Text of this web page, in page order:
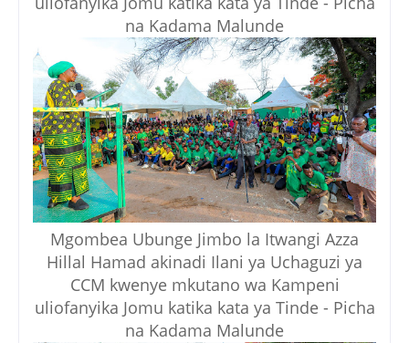
na Kadama Malunde
Mgombea Ubunge Jimbo la Itwangi Azza
Hillal Hamad akinadi Ilani ya Uchaguzi ya
CCM kwenye mkutano wa Kampeni
uliofanyika Jomu katika kata ya Tinde - Picha
na Kadama Malunde